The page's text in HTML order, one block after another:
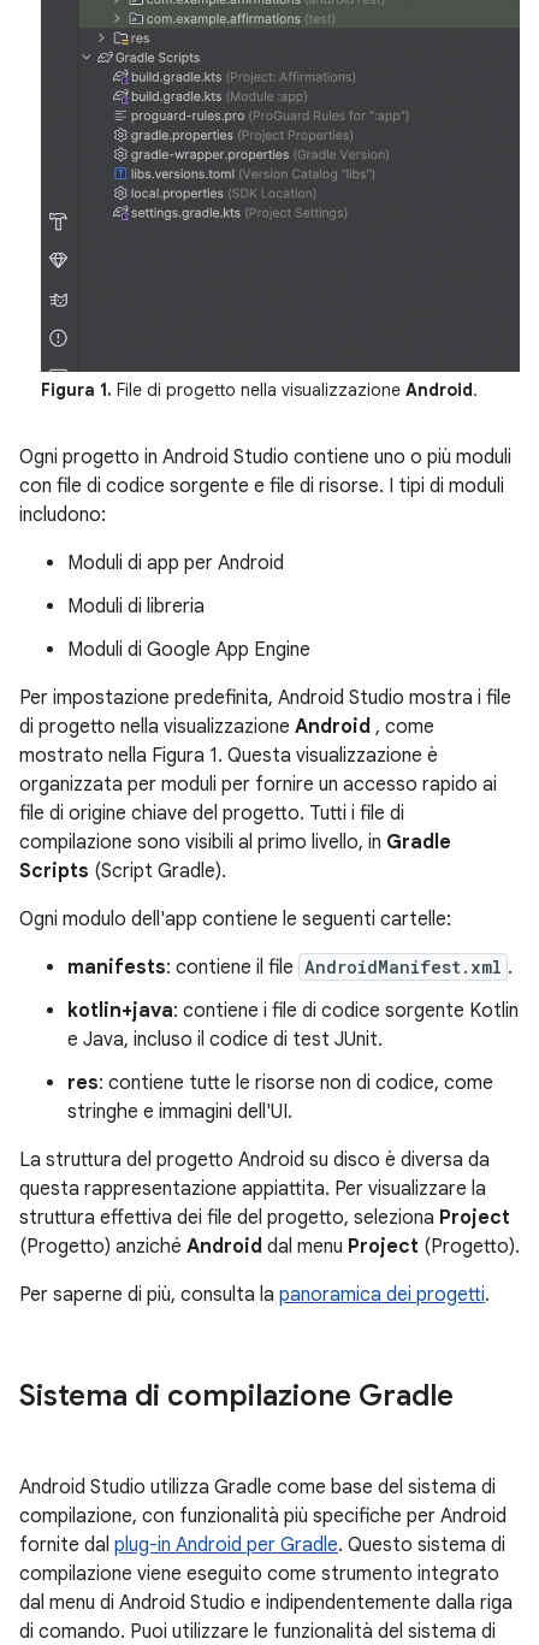
Figura 1. File di progetto nella visualizzazione Android.
Ogni progetto in Android Studio contiene uno o più moduli
con file di codice sorgente e file di risorse. I tipi di moduli
includono:
Moduli di app per Android
Moduli di libreria
Moduli di Google App Engine
Per impostazione predefinita, Android Studio mostra i file
di progetto nella visualizzazione Android , come
mostrato nella Figura 1. Questa visualizzazione è
organizzata per moduli per fornire un accesso rapido ai
file di origine chiave del progetto. Tutti i file di
compilazione sono visibili al primo livello, in Gradle
Scripts (Script Gradle).
Ogni modulo dell'app contiene le seguenti cartelle:
manifests: contiene il file AndroidManifest.xml .
kotlin+java: contiene i file di codice sorgente Kotlin
e Java, incluso il codice di test JUnit.
res: contiene tutte le risorse non di codice, come
stringhe e immagini dell'UI.
La struttura del progetto Android su disco è diversa da
questa rappresentazione appiattita. Per visualizzare la
struttura effettiva dei file del progetto, seleziona Project
(Progetto) anziché Android dal menu Project (Progetto).
Per saperne di più, consulta la panoramica dei progetti.
Sistema di compilazione Gradle
Android Studio utilizza Gradle come base del sistema di
compilazione, con funzionalità più specifiche per Android
fornite dal plug-in Android per Gradle. Questo sistema di
compilazione viene eseguito come strumento integrato
dal menu di Android Studio e indipendentemente dalla riga
di comando. Puoi utilizzare le funzionalità del sistema di